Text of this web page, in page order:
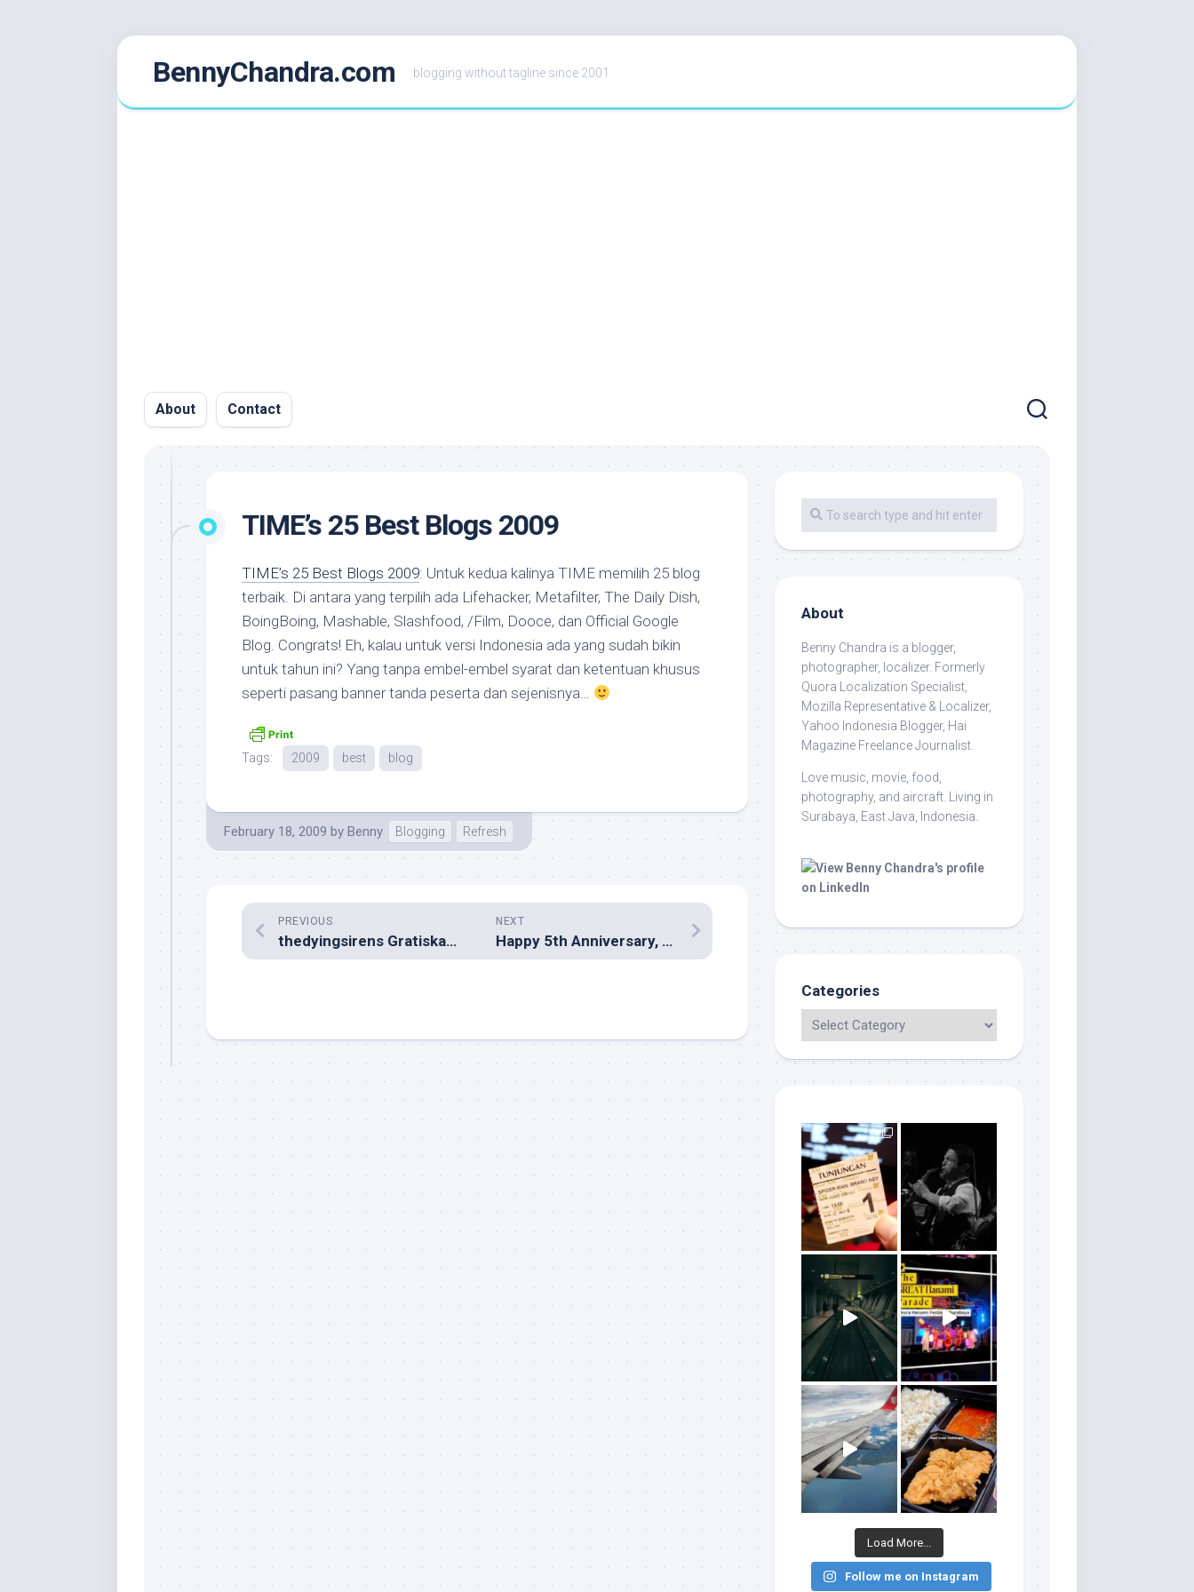
BennyChandra.com blogging without tagline since 2001
About Contact
TIME’s 25 Best Blogs 2009
TIME’s 25 Best Blogs 2009: Untuk kedua kalinya TIME memilih 25 blog
terbaik. Di antara yang terpilih ada Lifehacker, Metafilter, The Daily Dish,
BoingBoing, Mashable, Slashfood, /Film, Dooce, dan Official Google
Blog. Congrats! Eh, kalau untuk versi Indonesia ada yang sudah bikin
untuk tahun ini? Yang tanpa embel-embel syarat dan ketentuan khusus
seperti pasang banner tanda peserta dan sejenisnya…
Tags: 2009 best blog
February 18, 2009 by Benny Blogging Refresh
NEXT
Happy 5th Anniversary, Yahoo! Search
PREVIOUS
thedyingsirens Gratiskan Lagu “ByeBye”
About
Benny Chandra is a blogger,
photographer, localizer. Formerly
Quora Localization Specialist,
Mozilla Representative & Localizer,
Yahoo Indonesia Blogger, Hai
Magazine Freelance Journalist.
Love music, movie, food,
photography, and aircraft. Living in
Surabaya, East Java, Indonesia.
Categories
Load More...
Follow me on Instagram